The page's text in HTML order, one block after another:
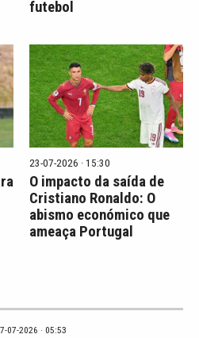
futebol
23-07-2026 · 15:30
O impacto da saída de
Cristiano Ronaldo: O
abismo económico que
ameaça Portugal
07-2026 · 05:53